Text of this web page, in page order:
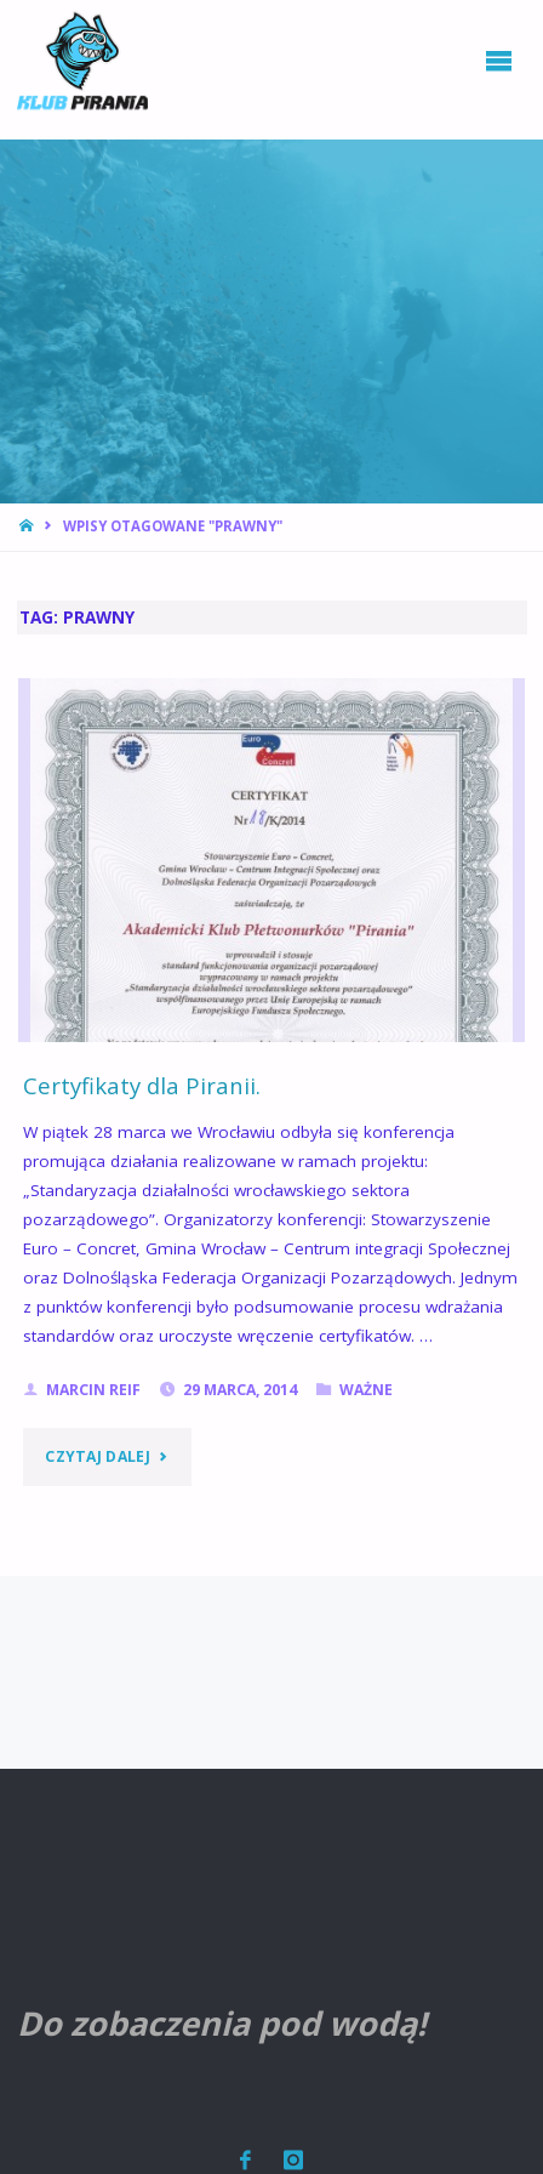
HOKEJ
STRONA
WPISY OTAGOWANE "PRAWNY"
TAG: PRAWNY
Certyfikaty dla Piranii.
W piątek 28 marca we Wrocławiu odbyła się konferencja
promująca działania realizowane w ramach projektu:
„Standaryzacja działalności wrocławskiego sektora
pozarządowego”. Organizatorzy konferencji: Stowarzyszenie
Euro – Concret, Gmina Wrocław – Centrum integracji Społecznej
oraz Dolnośląska Federacja Organizacji Pozarządowych. Jednym
z punktów konferencji było podsumowanie procesu wdrażania
standardów oraz uroczyste wręczenie certyfikatów. …
MARCIN REIF 29 MARCA, 2014 WAŻNE
CZYTAJ DALEJ"CERTYFIKATY
Do zobaczenia pod wodą!